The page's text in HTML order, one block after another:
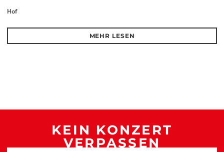
Hof
MEHR LESEN
KEIN KONZERT
VERPASSEN